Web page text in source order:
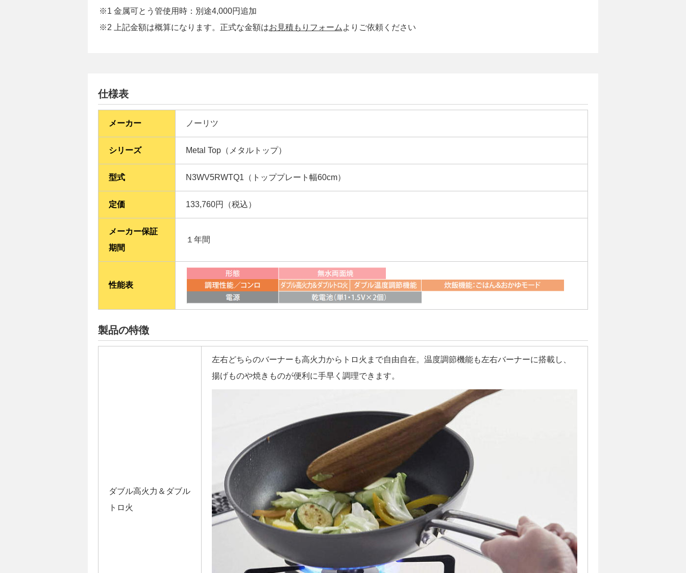
※1 金属可とう管使用時：別途4,000円追加
※2 上記金額は概算になります。正式な金額はお見積もりフォーム よりご依頼ください
仕様表
メーカー ノーリツ
シリーズ Metal Top（メタルトップ）
型式 N3WV5RWTQ1（トッププレート幅60cm）
定価 133,760円（税込）
メーカー保証
期間
１年間
性能表
製品の特徴
ダブル高火力＆ダブル
トロ火
左右どちらのバーナーも高火力からトロ火まで自由自在。温度調節機能も左右バーナーに搭載し、
揚げものや焼きものが便利に手早く調理できます。